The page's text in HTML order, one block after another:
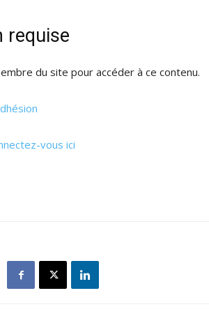
requise
du site pour accéder à ce contenu.
vous ici